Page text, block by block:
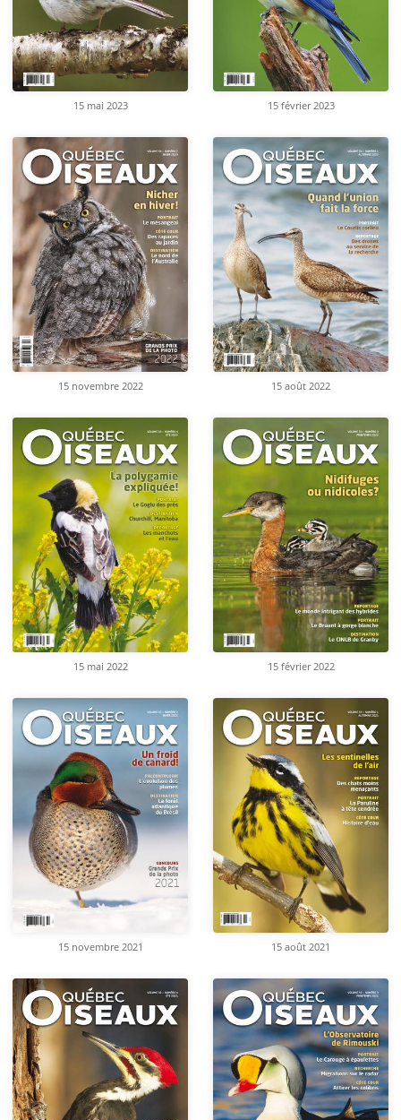
15 mai 2023 15 février 2023
15 novembre 2022 15 août 2022
15 mai 2022 15 février 2022
15 novembre 2021 15 août 2021